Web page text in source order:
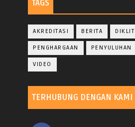
TAGS
AKREDITASI BERITA DIKLIT
PENGHARGAAN PENYULUHAN
VIDEO
TERHUBUNG DENGAN KAMI